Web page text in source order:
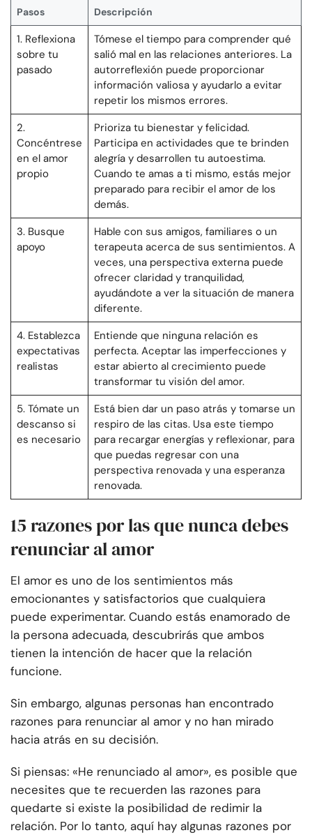
Pasos Descripción
1. Reflexiona
sobre tu
pasado
Tómese el tiempo para comprender qué
salió mal en las relaciones anteriores. La
autorreflexión puede proporcionar
información valiosa y ayudarlo a evitar
repetir los mismos errores.
2.
Concéntrese
en el amor
propio
Prioriza tu bienestar y felicidad.
Participa en actividades que te brinden
alegría y desarrollen tu autoestima.
Cuando te amas a ti mismo, estás mejor
preparado para recibir el amor de los
demás.
3. Busque
apoyo
Hable con sus amigos, familiares o un
terapeuta acerca de sus sentimientos. A
veces, una perspectiva externa puede
ofrecer claridad y tranquilidad,
ayudándote a ver la situación de manera
diferente.
4. Establezca
expectativas
realistas
Entiende que ninguna relación es
perfecta. Aceptar las imperfecciones y
estar abierto al crecimiento puede
transformar tu visión del amor.
5. Tómate un
descanso si
es necesario
Está bien dar un paso atrás y tomarse un
respiro de las citas. Usa este tiempo
para recargar energías y reflexionar, para
que puedas regresar con una
perspectiva renovada y una esperanza
renovada.
15 razones por las que nunca debes
renunciar al amor
El amor es uno de los sentimientos más
emocionantes y satisfactorios que cualquiera
puede experimentar. Cuando estás enamorado de
la persona adecuada, descubrirás que ambos
tienen la intención de hacer que la relación
funcione.
Sin embargo, algunas personas han encontrado
razones para renunciar al amor y no han mirado
hacia atrás en su decisión.
Si piensas: «He renunciado al amor», es posible que
necesites que te recuerden las razones para
quedarte si existe la posibilidad de redimir la
relación. Por lo tanto, aquí hay algunas razones por